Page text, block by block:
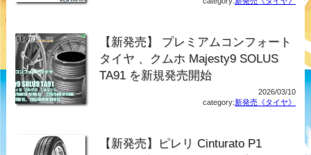
【新発売】 プレミアムコンフォート
タイヤ 、クムホ Majesty9 SOLUS
TA91 を新規発売開始
2026/03/10
category:新発売《タイヤ》
【新発売】ピレリ Cinturato P1